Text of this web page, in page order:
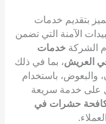
بتقديم خدمات
الآمنة التي تضمن
الشركة خدمات
العريش، بما في ذلك
والبعوض، باستخدام
على خدمة سريعة
حشرات في